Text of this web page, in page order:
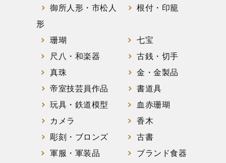
御所人形・市松人
形
根付・印籠
珊瑚
七宝
尺八・和楽器
古銭・切手
真珠
金・金製品
帝室技芸員作品
書道具
玩具・鉄道模型
血赤珊瑚
カメラ
香木
彫刻・ブロンズ
古書
軍服・軍装品
ブランド食器